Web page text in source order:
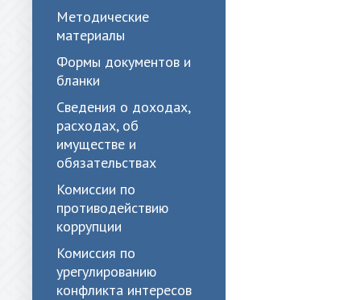
Методические
материалы
Формы документов и
бланки
Сведения о доходах,
расходах, об
имуществе и
обязательствах
Комиссии по
противодействию
коррупции
Комиссия по
урегулированию
конфликта интересов